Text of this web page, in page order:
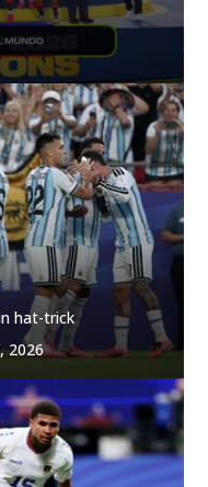
la final del Mundial
hat-trick
2026